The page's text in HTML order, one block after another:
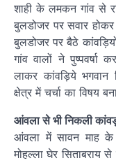
शाही के लमकन गांव से
बुलडोजर पर सवार
बुलडोजर पर बैठे
गांव वालों ने पुष्पवर्षा
लाकर कांवड़िये
क्षेत्र में चर्चा का विषय
आंवला से भी निकली
आंवला में सावन माह
मोहल्ला घेर सिताबराय